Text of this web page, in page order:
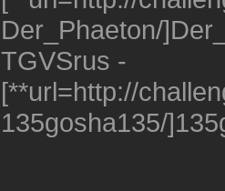
Der_Phaeton/
TGVSrus -
[**url=http://
135gosha135/